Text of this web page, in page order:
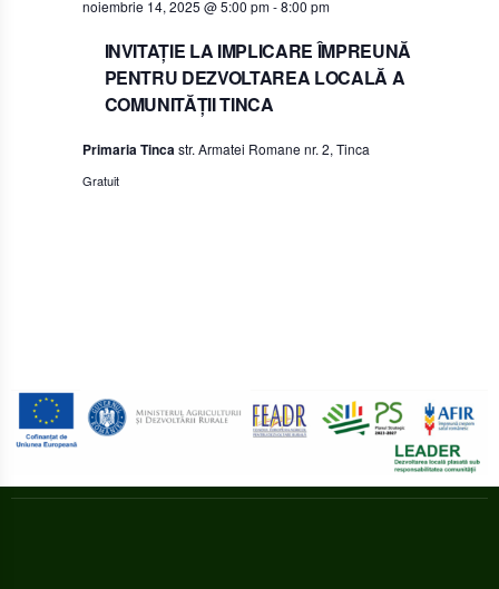
noiembrie 14, 2025 @ 5:00 pm-8:00 pm
INVITAŢIE LA IMPLICARE ÎMPREUNĂ
PENTRU DEZVOLTAREA LOCALĂ A
COMUNITĂŢII TINCA
Primaria Tincastr. Armatei Romane nr. 2, Tinca
Gratuit